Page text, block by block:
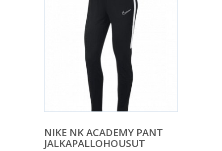
NIKE NK ACADEMY PANT
JALKAPALLOHOUSUT